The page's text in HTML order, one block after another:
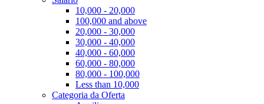
10,000 - 20,000
100,000 and above
20,000 - 30,000
30,000 - 40,000
40,000 - 60,000
60,000 - 80,000
80,000 - 100,000
Less than 10,000
Categoria da Oferta